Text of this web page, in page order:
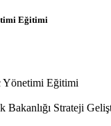
Eğitimi
Yönetimi Eğitimi
Bakanlığı Strateji